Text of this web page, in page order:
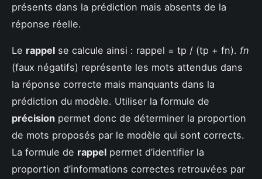
présents dans la prédiction mais absents de la
réponse réelle.
Le rappel se calcule ainsi : rappel = tp / (tp + fn). fn
(faux négatifs) représente les mots attendus dans
la réponse correcte mais manquants dans la
prédiction du modèle. Utiliser la formule de
précision permet donc de déterminer la proportion
de mots proposés par le modèle qui sont corrects.
La formule de rappel permet d’identifier la
proportion d’informations correctes retrouvées par